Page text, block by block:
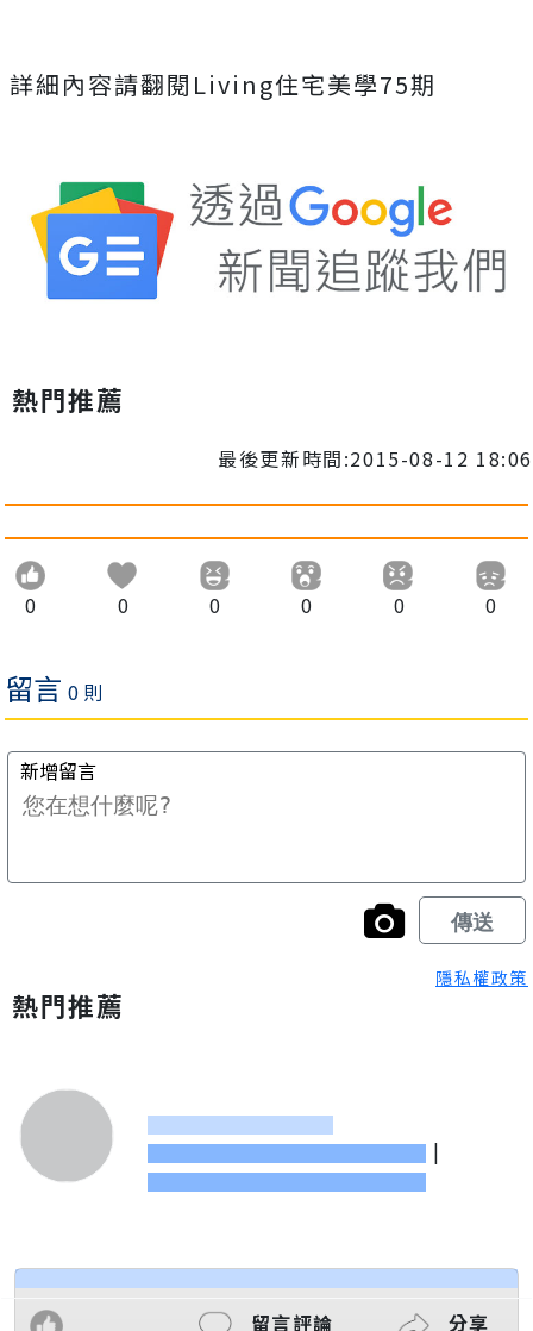
詳細內容請翻閱Living住宅美學75期
熱門推薦
最後更新時間:2015-08-12 18:06
0 0 0 0 0 0
隱私權政策
熱門推薦
|
留言評論 分享